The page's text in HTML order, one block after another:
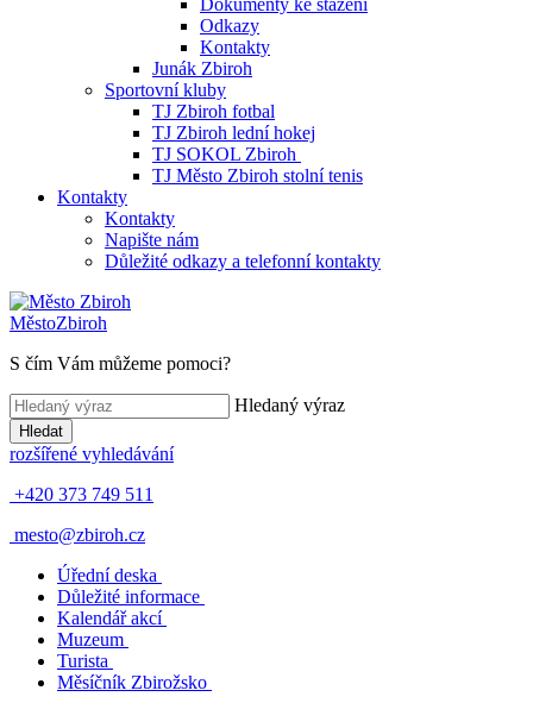
Dokumenty ke stažení
Odkazy
Kontakty
Junák Zbiroh
Sportovní kluby
TJ Zbiroh fotbal
TJ Zbiroh lední hokej
TJ SOKOL Zbiroh
TJ Město Zbiroh stolní tenis
Kontakty
Kontakty
Napište nám
Důležité odkazy a telefonní kontakty
MěstoZbiroh
S čím Vám můžeme pomoci?
Hledaný výraz
Hledat
rozšířené vyhledávání
+420 373 749 511
mesto@zbiroh.cz
Úřední deska
Důležité informace
Kalendář akcí
Muzeum
Turista
Měsíčník Zbirožsko